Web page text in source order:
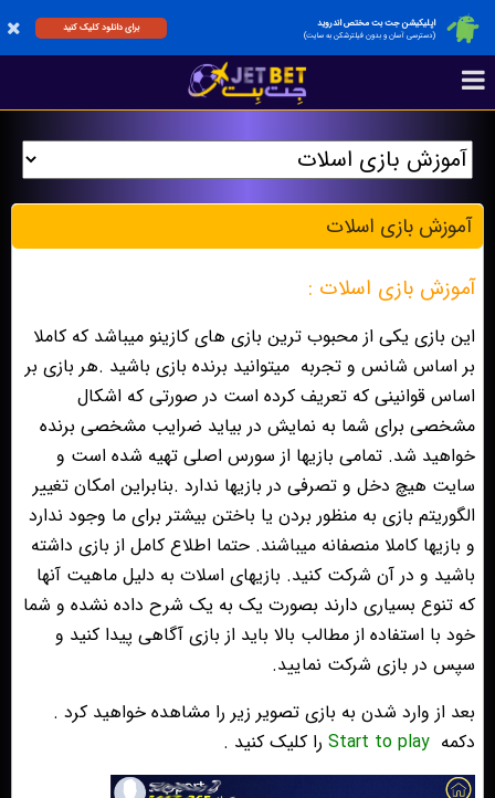
اپلیکیشن جت بت مختص اندروید
(دسترسی آسان و بدون فیلترشکن به سایت)
برای دانلود کلیک کنید
آموزش بازی اسلات
آموزش بازی اسلات :
این بازی یکی از محبوب ترین بازی های کازینو میباشد که کاملا
بر اساس شانس و تجربه میتوانید برنده بازی باشید .هر بازی بر
اساس قوانینی که تعریف کرده است در صورتی که اشکال
مشخصی برای شما به نمایش در بیاید ضرایب مشخصی برنده
خواهید شد. تمامی بازیها از سورس اصلی تهیه شده است و
سایت هیچ دخل و تصرفی در بازیها ندارد .بنابراین امکان تغییر
الگوریتم بازی به منظور بردن یا باختن بیشتر برای ما وجود ندارد
و بازیها کاملا منصفانه میباشند. حتما اطلاع کامل از بازی داشته
باشید و در آن شرکت کنید. بازیهای اسلات به دلیل ماهیت آنها
که تنوع بسیاری دارند بصورت یک به یک شرح داده نشده و شما
خود با استفاده از مطالب بالا باید از بازی آگاهی پیدا کنید و
سپس در بازی شرکت نمایید.
بعد از وارد شدن به بازی تصویر زیر را مشاهده خواهید کرد .
دکمه Start to play را کلیک کنید .